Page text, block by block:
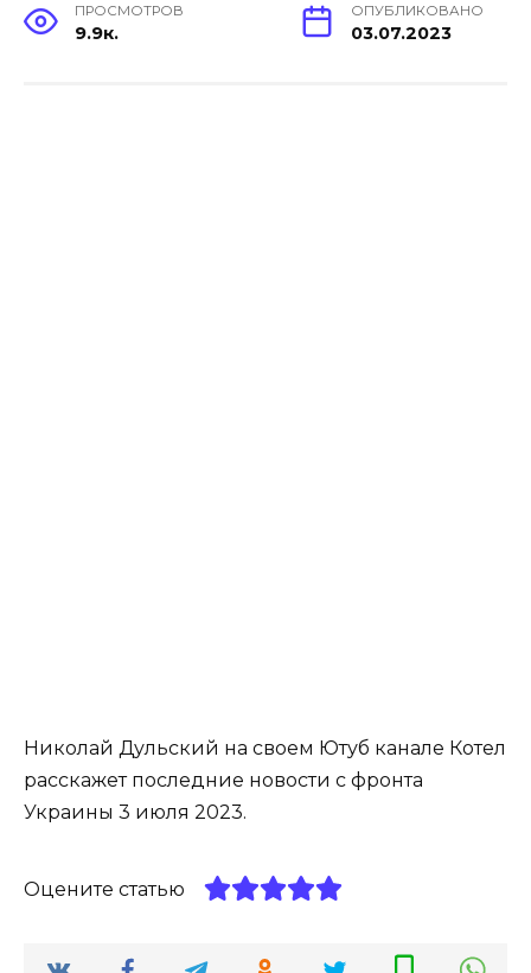
ПРОСМОТРОВ
9.9к.
ОПУБЛИКОВАНО
03.07.2023
Николай Дульский на своем Ютуб канале Котел
расскажет последние новости c фронта
Украины 3 июля 2023.
Оцените статью